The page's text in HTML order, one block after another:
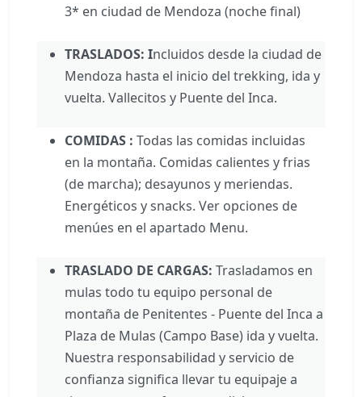
3* en ciudad de Mendoza (noche final)
TRASLADOS: Incluidos desde la ciudad de
Mendoza hasta el inicio del trekking, ida y
vuelta. Vallecitos y Puente del Inca.
COMIDAS : Todas las comidas incluidas
en la montaña. Comidas calientes y frias
(de marcha); desayunos y meriendas.
Energéticos y snacks. Ver opciones de
menúes en el apartado Menu.
TRASLADO DE CARGAS: Trasladamos en
mulas todo tu equipo personal de
montaña de Penitentes - Puente del Inca a
Plaza de Mulas (Campo Base) ida y vuelta.
Nuestra responsabilidad y servicio de
confianza significa llevar tu equipaje a